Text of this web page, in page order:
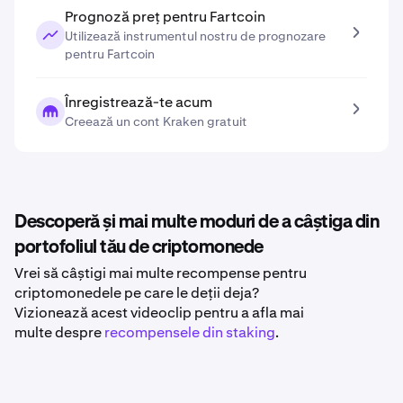
Prognoză preț pentru Fartcoin
Utilizează instrumentul nostru de prognozare
pentru Fartcoin
Înregistrează-te acum
Creează un cont Kraken gratuit
Descoperă și mai multe moduri de a câștiga din
portofoliul tău de criptomonede
Vrei să câștigi mai multe recompense pentru
criptomonedele pe care le deții deja?
Vizionează acest videoclip pentru a afla mai
multe desprerecompensele din staking.